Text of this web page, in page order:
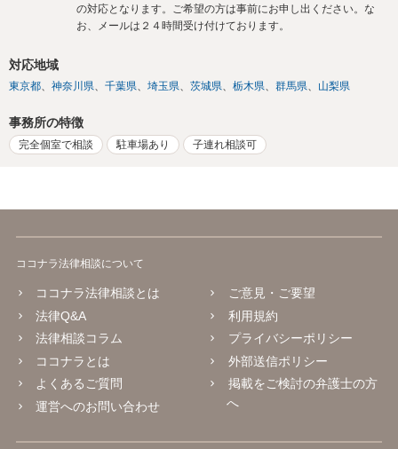
の対応となります。ご希望の方は事前にお申し出ください。な
お、メールは２４時間受け付けております。
対応地域
東京都 神奈川県 千葉県 埼玉県 茨城県 栃木県 群馬県 山梨県
事務所の特徴
完全個室で相談 駐車場あり 子連れ相談可
ココナラ法律相談について
ココナラ法律相談とは
法律Q&A
法律相談コラム
ココナラとは
よくあるご質問
運営へのお問い合わせ
ご意見・ご要望
利用規約
プライバシーポリシー
外部送信ポリシー
掲載をご検討の弁護士の方
へ